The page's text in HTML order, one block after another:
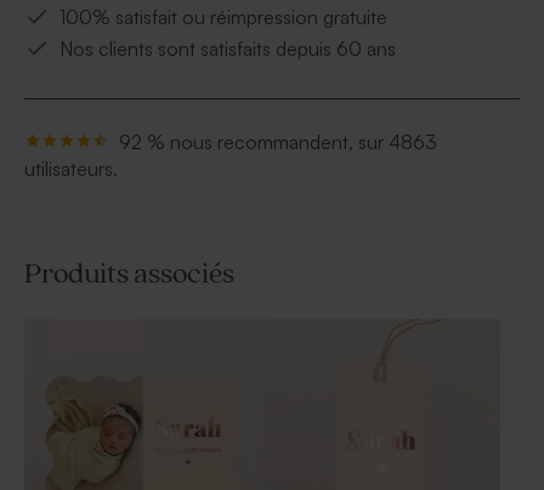
100% satisfait ou réimpression gratuite
Nos clients sont satisfaits depuis 60 ans
92 % nous recommandent, sur 4863
utilisateurs.
Produits associés